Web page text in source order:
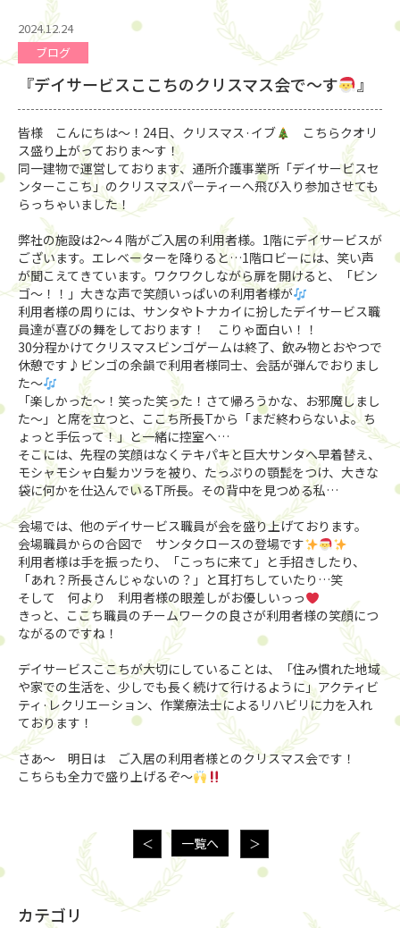
2024.12.24
ブログ
『デイサービスここちのクリスマス会で〜す 』
皆様 こんにちは〜！24日、クリスマス·イブ
こちらクオリ
ス盛り上がっておりま〜す！
同一建物で運営しております、通所介護事業所「デイサービスセ
ンターここち」のクリスマスパーティーへ飛び入り参加させても
らっちゃいました！
弊社の施設は2〜４階がご入居の利用者様。1階にデイサービスが
ございます。エレベーターを降りると…1階ロビーには、笑い声
が聞こえてきています。ワクワクしながら扉を開けると、「ビン
ゴ〜！！」大きな声で笑顔いっぱいの利用者様が
利用者様の周りには、サンタやトナカイに扮したデイサービス職
員達が喜びの舞をしております！ こりゃ面白い！！
30分程かけてクリスマスビンゴゲームは終了、飲み物とおやつで
休憩です♪ビンゴの余韻で利用者様同士、会話が弾んでおりまし
た〜
「楽しかった〜！笑った笑った！さて帰ろうかな、お邪魔しまし
た〜」と席を立つと、ここち所長Tから「まだ終わらないよ。ち
ょっと手伝って！」と一緒に控室へ…
そこには、先程の笑顔はなくテキパキと巨大サンタへ早着替え、
モシャモシャ白髪カツラを被り、たっぷりの顎髭をつけ、大きな
袋に何かを仕込んでいるT所長。その背中を見つめる私…
会場では、他のデイサービス職員が会を盛り上げております。
会場職員からの合図で サンタクロースの登場です
利用者様は手を振ったり、「こっちに来て」と手招きしたり、
「あれ？所長さんじゃないの？」と耳打ちしていたり…笑
そして 何より 利用者様の眼差しがお優しいっっ
きっと、ここち職員のチームワークの良さが利用者様の笑顔につ
ながるのですね！
デイサービスここちが大切にしていることは、「住み慣れた地域
や家での生活を、少しでも長く続けて行けるように」アクティビ
ティ·レクリエーション、作業療法士によるリハビリに力を入れ
ております！
さあ〜 明日は ご入居の利用者様とのクリスマス会です！
こちらも全力で盛り上げるぞ〜
＜ 一覧へ ＞
カテゴリ